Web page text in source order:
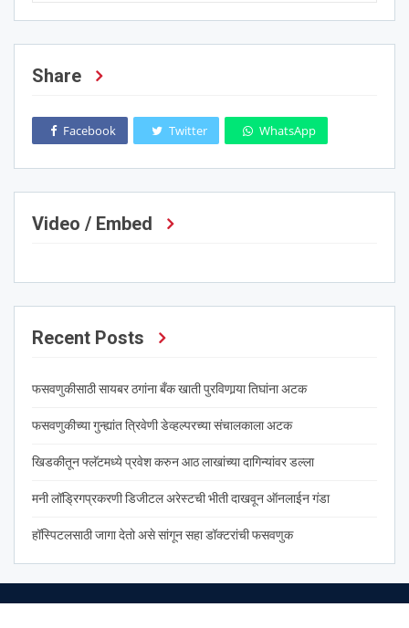
Share
Facebook Twitter WhatsApp
Video / Embed
Recent Posts
फसवणुकीसाठी सायबर ठगांना बँक खाती पुरविणार्‍या तिघांना अटक
फसवणुकीच्या गुन्ह्यांत त्रिवेणी डेव्हल्परच्या संचालकाला अटक
खिडकीतून फ्लॅटमध्ये प्रवेश करुन आठ लाखांच्या दागिन्यांवर डल्ला
मनी लॉड्रिगप्रकरणी डिजीटल अरेस्टची भीती दाखवून ऑनलाईन गंडा
हॉस्पिटलसाठी जागा देतो असे सांगून सहा डॉक्टरांची फसवणुक